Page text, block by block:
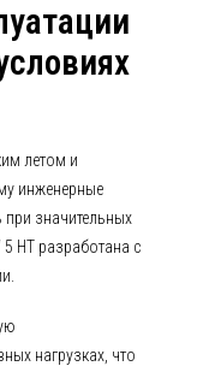
летом и
инженерные
значительных
HT разработана с
нагрузках, что